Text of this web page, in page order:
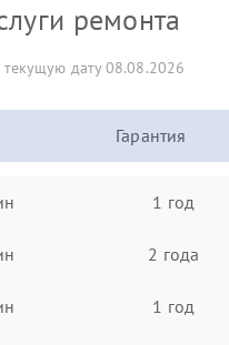
ремонта
дату 08.08.2026
Гарантия
1 год
2 года
1 год